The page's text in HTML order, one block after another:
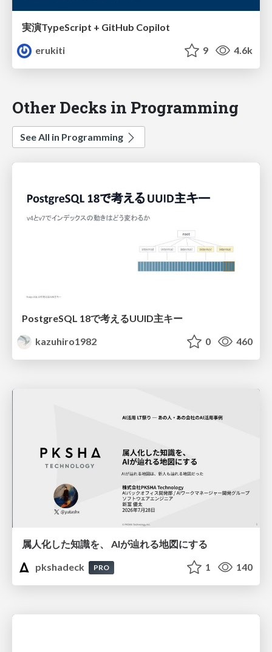
実演TypeScript + GitHub Copilot
erukiti
9 4.6k
Other Decks in Programming
See All in Programming
PostgreSQL 18で考えるUUID主キー
kazuhiro1982
0 460
属人化した知識を、 AIが辿れる地図にする
pkshadeck
PRO 1 140